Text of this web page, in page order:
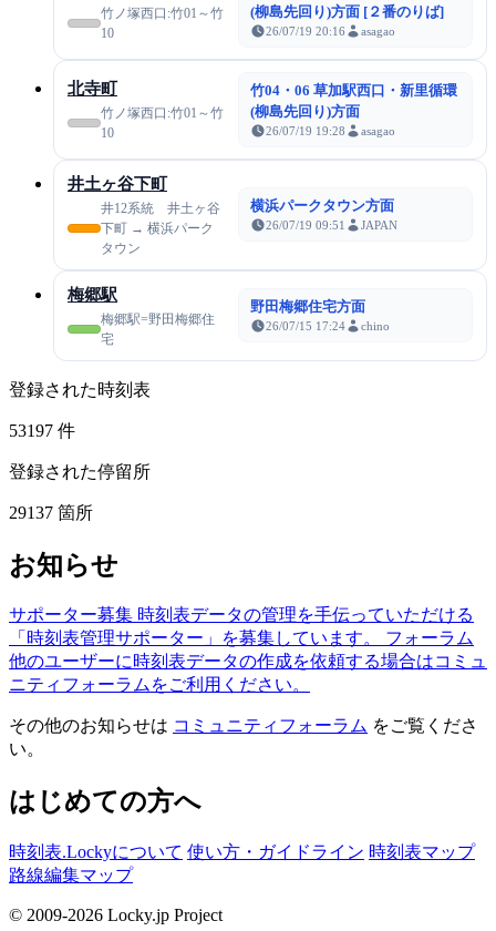
竹ノ塚西口:竹01～竹
10
(柳島先回り)方面 [２番のりば]
26/07/19 20:16 asagao
北寺町
竹ノ塚西口:竹01～竹
10
竹04・06 草加駅西口・新里循環
(柳島先回り)方面
26/07/19 19:28 asagao
井土ヶ谷下町
井12系統 井土ヶ谷
下町 → 横浜パーク
タウン
横浜パークタウン方面
26/07/19 09:51 JAPAN
梅郷駅
梅郷駅=野田梅郷住
宅
野田梅郷住宅方面
26/07/15 17:24 chino
登録された時刻表
53197 件
登録された停留所
29137 箇所
お知らせ
サポーター募集 時刻表データの管理を手伝っていただける
「時刻表管理サポーター」を募集しています。
フォーラム
他のユーザーに時刻表データの作成を依頼する場合はコミュ
ニティフォーラムをご利用ください。
その他のお知らせは コミュニティフォーラム をご覧くださ
い。
はじめての方へ
時刻表.Lockyについて 使い方・ガイドライン 時刻表マップ
路線編集マップ
© 2009-2026 Locky.jp Project